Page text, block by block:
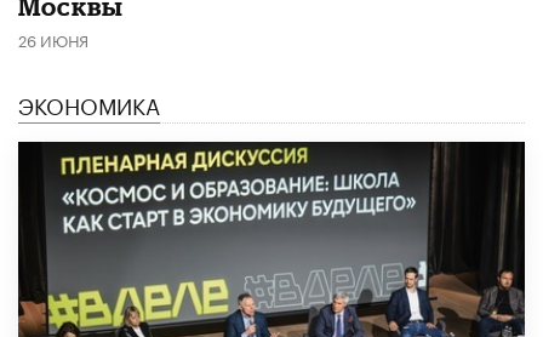
Москвы
26 ИЮНЯ
ЭКОНОМИКА